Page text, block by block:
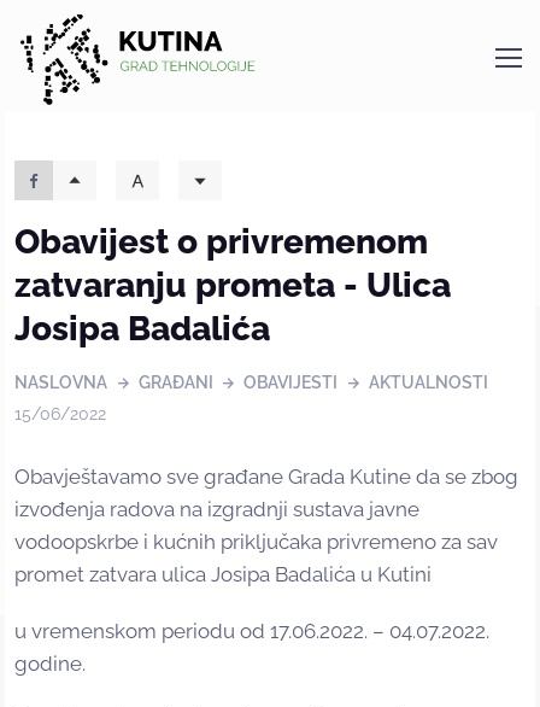
Kutina
Obavijest o privremenom
zatvaranju prometa - Ulica
Josipa Badalića
NASLOVNA GRAĐANI OBAVIJESTI
AKTUALNOSTI
15/06/2022
Obavještavamo sve građane Grada Kutine da se zbog
izvođenja radova na izgradnji sustava javne
vodoopskrbe i kućnih priključaka privremeno za sav
promet zatvara ulica Josipa Badalića u Kutini
u vremenskom periodu od 17.06.2022. – 04.07.2022.
godine.